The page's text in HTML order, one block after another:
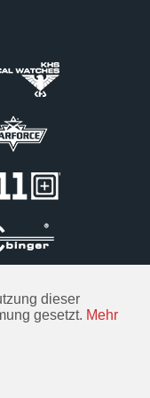
dieser
gesetzt. Mehr